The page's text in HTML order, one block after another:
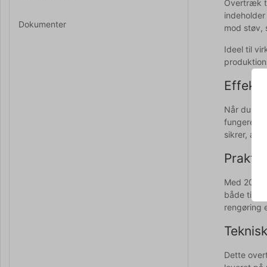
Dokumenter
Overtræk
mod støv,
Ideel til
Når du
fungerer
sikrer, at
Med 200
både tid
rengøring
Dette